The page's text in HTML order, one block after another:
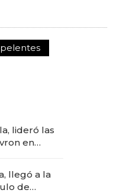
lideró las
en
llegó a la
de